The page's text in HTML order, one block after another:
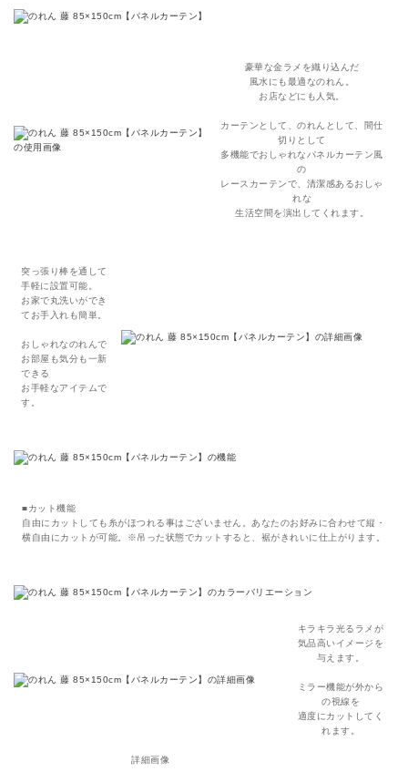
豪華な金ラメを織り込んだ
風水にも最適なのれん。
お店などにも人気。
カーテンとして、のれんとして、間仕
切りとして
多機能でおしゃれなパネルカーテン風
の
レースカーテンで、清潔感あるおしゃ
れな
生活空間を演出してくれます。
突っ張り棒を通して
手軽に設置可能。
お家で丸洗いができ
てお手入れも簡単。
おしゃれなのれんで
お部屋も気分も一新
できる
お手軽なアイテムで
す。
■カット機能
自由にカットしても糸がほつれる事はございません。あなたのお好みに合わせて縦・
横自由にカットが可能。※吊った状態でカットすると、裾がきれいに仕上がります。
キラキラ光るラメが
気品高いイメージを
与えます。
ミラー機能が外から
の視線を
適度にカットしてく
れます。
詳細画像